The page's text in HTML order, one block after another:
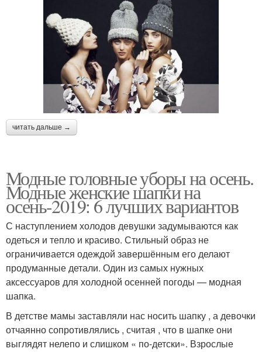
читать дальше →
Модные головные уборы на осень.
Модные женские шапки на
осень-2019: 6 лучших вариантов
С наступлением холодов девушки задумываются как
одеться и тепло и красиво. Стильный образ не
ограничивается одеждой завершённым его делают
продуманные детали. Один из самых нужных
аксессуаров для холодной осенней погоды — модная
шапка.
В детстве мамы заставляли нас носить шапку , а девочки
отчаянно сопротивлялись , считая , что в шапке они
выглядят нелепо и слишком « по-детски». Взрослые